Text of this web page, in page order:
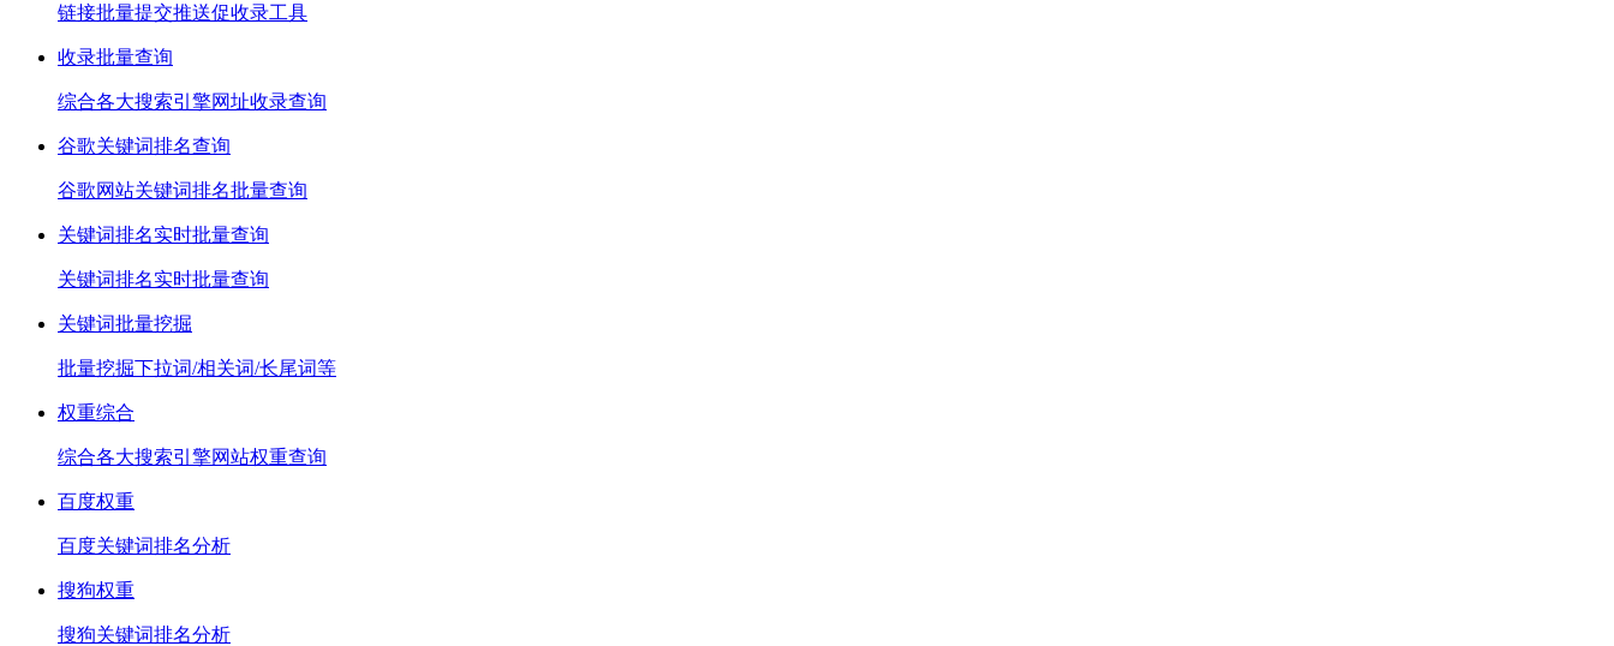
链接批量提交推送促收录工具
收录批量查询
综合各大搜索引擎网址收录查询
谷歌关键词排名查询
谷歌网站关键词排名批量查询
关键词排名实时批量查询
关键词排名实时批量查询
关键词批量挖掘
批量挖掘下拉词/相关词/长尾词等
权重综合
综合各大搜索引擎网站权重查询
百度权重
百度关键词排名分析
搜狗权重
搜狗关键词排名分析